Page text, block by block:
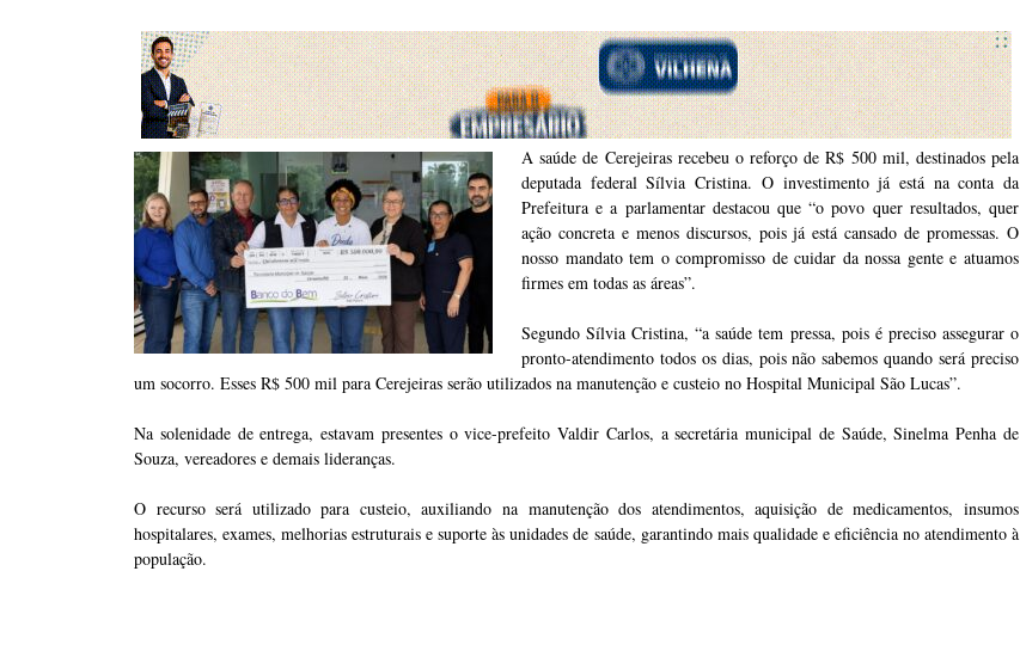
A saúde de Cerejeiras recebeu o reforço de R$ 500 mil, destinados pela
deputada federal Sílvia Cristina. O investimento já está na conta da
Prefeitura e a parlamentar destacou que “o povo quer resultados, quer
ação concreta e menos discursos, pois já está cansado de promessas. O
nosso mandato tem o compromisso de cuidar da nossa gente e atuamos
firmes em todas as áreas”.
Segundo Sílvia Cristina, “a saúde tem pressa, pois é preciso assegurar o
pronto-atendimento todos os dias, pois não sabemos quando será preciso
um socorro. Esses R$ 500 mil para Cerejeiras serão utilizados na manutenção e custeio no Hospital Municipal São Lucas”.
Na solenidade de entrega, estavam presentes o vice-prefeito Valdir Carlos, a secretária municipal de Saúde, Sinelma Penha de
Souza, vereadores e demais lideranças.
O recurso será utilizado para custeio, auxiliando na manutenção dos atendimentos, aquisição de medicamentos, insumos
hospitalares, exames, melhorias estruturais e suporte às unidades de saúde, garantindo mais qualidade e eficiência no atendimento à
população.